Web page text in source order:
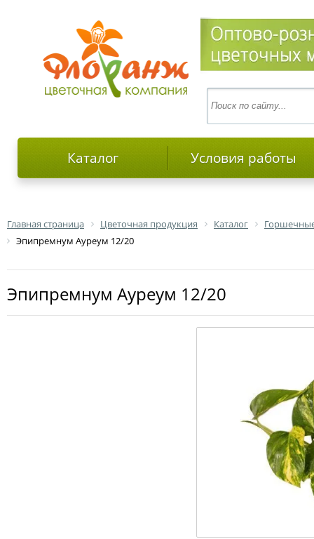
Каталог Условия работы
Главная страница Цветочная продукция Каталог
Эпипремнум Ауреум 12/20
Эпипремнум Ауреум 12/20